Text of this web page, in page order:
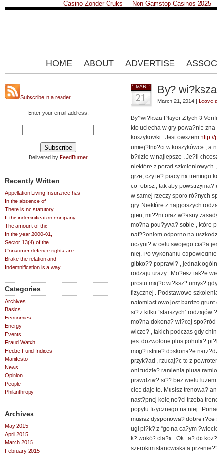
Casino Zonder Cruks Non Gamstop Casinos 2025
HOME ABOUT ADVERTISE
Subscribe in a reader
Enter your email address:
Delivered by FeedBurner
Recently Written
Appellation Living Insurance has
In the absence of
There is no statutory
If the indemnification company
The amount of the
In the year 2000-01,
Sector 13(4) of the
Consumer defence rights are
Brake the relation and
Indemnification is a way
Categories
Archives
Basics
Economics
Energy
Events
Fraud Watch
Hedge Fund Indices
Manifesto
News
Opinion
People
Philanthropy
Archives
May 2015
April 2015
March 2015
February 2015
MAR
21
By?
March 21, 2014 | Leave
By?wi?ksza Player Z tych 3
kto uciecha w gry powa?nie
koszykówki . Jest owszem http://
umiej?tno?ci w koszykówce , a
b?dzie w najlepsze . Je?li
niektóre z porad szkoleniowych
grze, czy te? pracy na treningu
co robisz , tak aby
w samej rzeczy sporo ró?nych
gry. Niektóre z najgorszych
gien, mi??ni oraz w?asny
mo?na pou?ywa? sobie , które
nat??eniem odporne na
uczyni? w celu swojego cia?a
niej. Po wykonaniu
gibko?? poprawi? , jednak
rodzaju urazy . Mo?esz tak?e
prostu maj?c wi?ksz? umys?
fizycznej . Podstawowe
natomiast owo jest bardzo
si? z kilku “starszych” rodzajów
mo?na dokona? wi?cej
wicze? , takich podczas gdy
jest dozwolone plus pohula?
mog? istnie? doskona?e
przyk?ad , rzucaj?c to z
oni tudzie? ramienia plusa
prawdziw? si?? bez wielu
ciec daje to. Musisz trenowa?
nast?pnej kolejno?ci trzeba
popytu fizycznego na niej .
musisz dysponowa? dobre
ugi pi?k? z “go na ca?ym
k? wokó? cia?a . Ok , a? do
szerokim stanowiska a